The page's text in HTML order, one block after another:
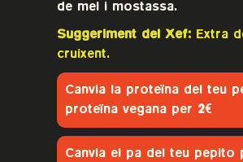
de mel i mostassa.
Suggeriment del Xef: Extra
cruixent.
Canvia la proteïna del teu
proteïna vegana per 2€
Canvia el pa del teu pepito